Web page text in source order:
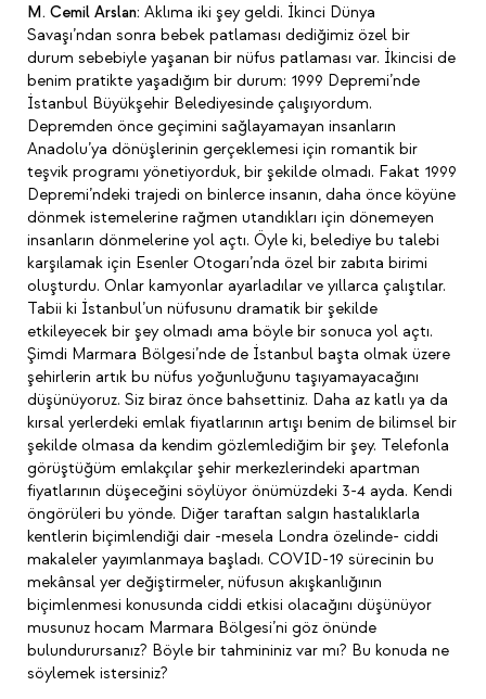
M. Cemil Arslan: Aklıma iki şey geldi. İkinci Dünya
Savaşı’ndan sonra bebek patlaması dediğimiz özel bir
durum sebebiyle yaşanan bir nüfus patlaması var. İkincisi de
benim pratikte yaşadığım bir durum: 1999 Depremi’nde
İstanbul Büyükşehir Belediyesinde çalışıyordum.
Depremden önce geçimini sağlayamayan insanların
Anadolu’ya dönüşlerinin gerçeklemesi için romantik bir
teşvik programı yönetiyorduk, bir şekilde olmadı. Fakat 1999
Depremi’ndeki trajedi on binlerce insanın, daha önce köyüne
dönmek istemelerine rağmen utandıkları için dönemeyen
insanların dönmelerine yol açtı. Öyle ki, belediye bu talebi
karşılamak için Esenler Otogarı’nda özel bir zabıta birimi
oluşturdu. Onlar kamyonlar ayarladılar ve yıllarca çalıştılar.
Tabii ki İstanbul’un nüfusunu dramatik bir şekilde
etkileyecek bir şey olmadı ama böyle bir sonuca yol açtı.
Şimdi Marmara Bölgesi’nde de İstanbul başta olmak üzere
şehirlerin artık bu nüfus yoğunluğunu taşıyamayacağını
düşünüyoruz. Siz biraz önce bahsettiniz. Daha az katlı ya da
kırsal yerlerdeki emlak fiyatlarının artışı benim de bilimsel bir
şekilde olmasa da kendim gözlemlediğim bir şey. Telefonla
görüştüğüm emlakçılar şehir merkezlerindeki apartman
fiyatlarının düşeceğini söylüyor önümüzdeki 3-4 ayda. Kendi
öngörüleri bu yönde. Diğer taraftan salgın hastalıklarla
kentlerin biçimlendiği dair -mesela Londra özelinde- ciddi
makaleler yayımlanmaya başladı. COVID-19 sürecinin bu
mekânsal yer değiştirmeler, nüfusun akışkanlığının
biçimlenmesi konusunda ciddi etkisi olacağını düşünüyor
musunuz hocam Marmara Bölgesi’ni göz önünde
bulundurursanız? Böyle bir tahmininiz var mı? Bu konuda ne
söylemek istersiniz?